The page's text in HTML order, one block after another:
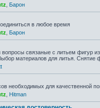
Барон
в любое время
Барон
связаные с литьем фигур
материалов для литья. Снятие
необходимых для качественной
Hitman